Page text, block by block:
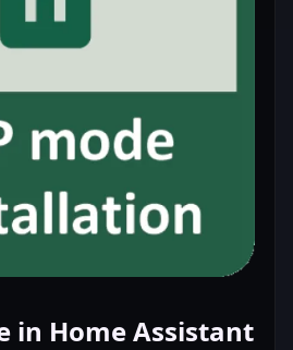
in Home Assistant